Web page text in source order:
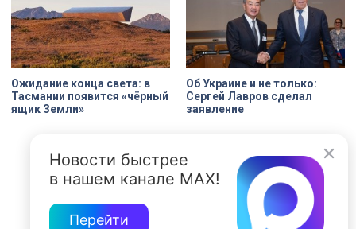
Ожидание конца света: в
Тасмании появится «чёрный
ящик Земли»
Об Украине и не только:
Сергей Лавров сделал
заявление
Новости быстрее
в нашем канале MAX!
Перейти